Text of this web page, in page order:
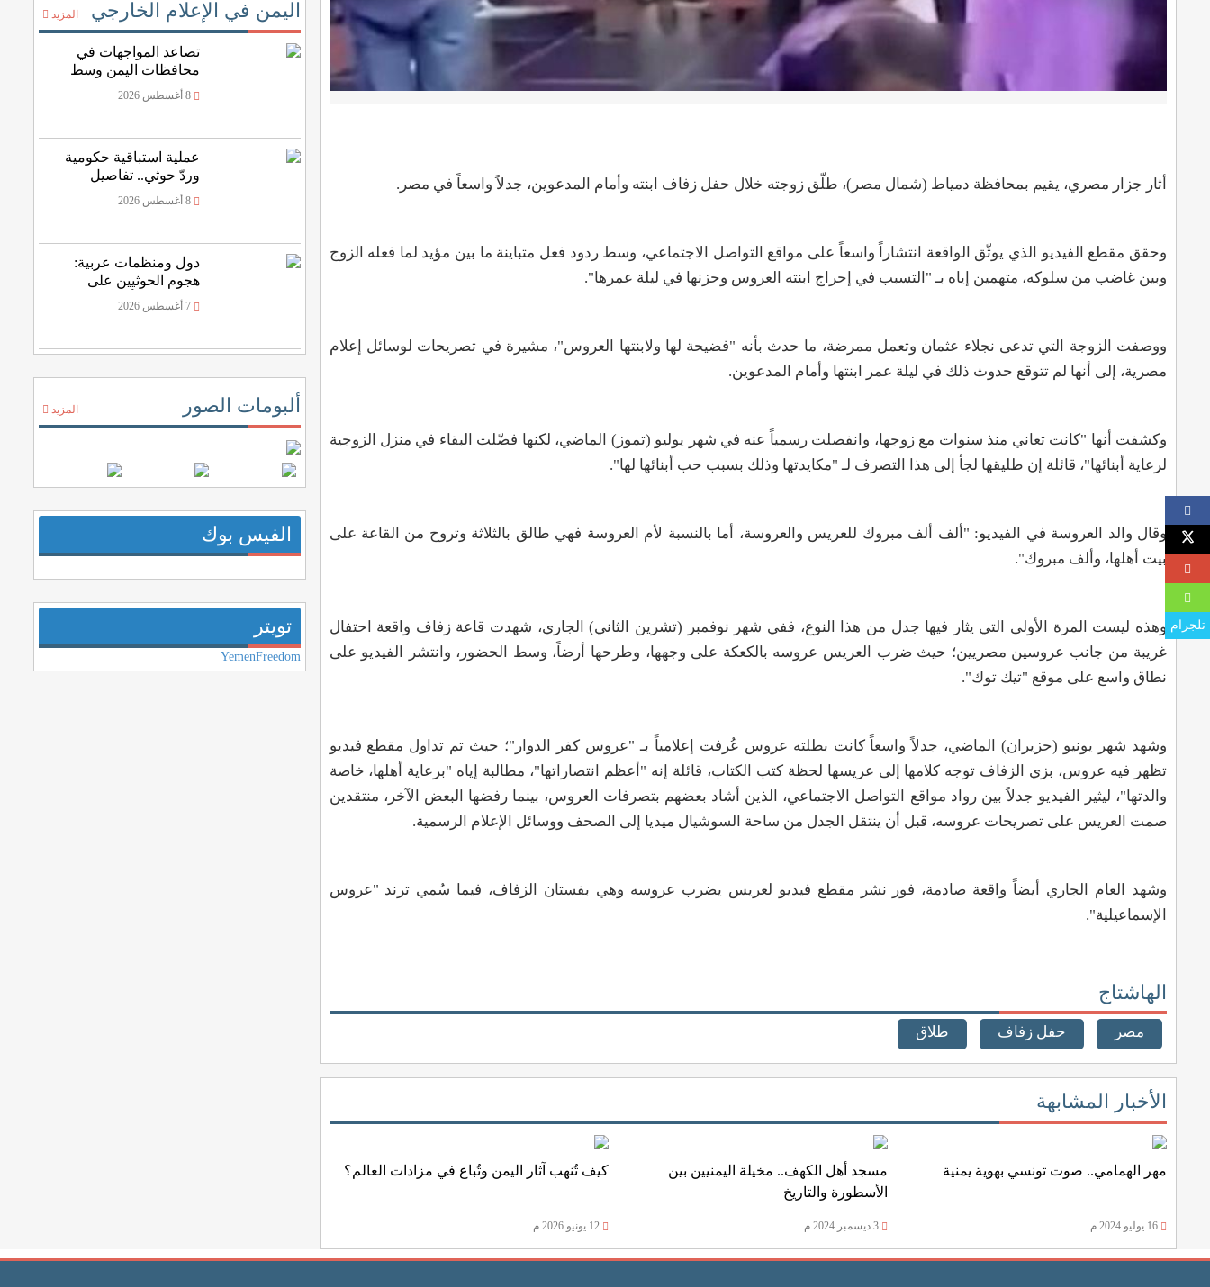
أثار جزار مصري، يقيم بمحافظة دمياط (شمال مصر)، طلّق زوجته خلال حفل زفاف ابنته وأمام المدعوين، جدلاً واسعاً في مصر .
وحقق مقطع الفيديو الذي يوثّق الواقعة انتشاراً واسعاً على مواقع التواصل الاجتماعي، وسط ردود فعل متباينة ما بين مؤيد لما فعله الزوج
وبين غاضب من سلوكه، متهمين إياه بـ "التسبب في إحراج ابنته العروس وحزنها في ليلة عمرها".
ووصفت الزوجة التي تدعى نجلاء عثمان وتعمل ممرضة، ما حدث بأنه "فضيحة لها ولابنتها العروس"، مشيرة في تصريحات لوسائل إعلام
مصرية، إلى أنها لم تتوقع حدوث ذلك في ليلة عمر ابنتها وأمام المدعوين.
وكشفت أنها "كانت تعاني منذ سنوات مع زوجها، وانفصلت رسمياً عنه في شهر يوليو (تموز) الماضي، لكنها فضّلت البقاء في منزل الزوجية
لرعاية أبنائها"، قائلة إن طليقها لجأ إلى هذا التصرف لـ "مكايدتها وذلك بسبب حب أبنائها لها".
وقال والد العروسة في الفيديو: "ألف ألف مبروك للعريس والعروسة، أما بالنسبة لأم العروسة فهي طالق بالثلاثة وتروح من القاعة على
بيت أهلها، وألف مبروك".
وهذه ليست المرة الأولى التي يثار فيها جدل من هذا النوع، ففي شهر نوفمبر (تشرين الثاني) الجاري، شهدت قاعة زفاف واقعة احتفال
غريبة من جانب عروسين مصريين؛ حيث ضرب العريس عروسه بالكعكة على وجهها، وطرحها أرضاً، وسط الحضور، وانتشر الفيديو على
نطاق واسع على موقع "تيك توك".
وشهد شهر يونيو (حزيران) الماضي، جدلاً واسعاً كانت بطلته عروس عُرفت إعلامياً بـ "عروس كفر الدوار"؛ حيث تم تداول مقطع فيديو
تظهر فيه عروس، بزي الزفاف توجه كلامها إلى عريسها لحظة كتب الكتاب، قائلة إنه "أعظم انتصاراتها"، مطالبة إياه "برعاية أهلها، خاصة
والدتها"، ليثير الفيديو جدلاً بين رواد مواقع التواصل الاجتماعي، الذين أشاد بعضهم بتصرفات العروس، بينما رفضها البعض الآخر، منتقدين
صمت العريس على تصريحات عروسه، قبل أن ينتقل الجدل من ساحة السوشيال ميديا إلى الصحف ووسائل الإعلام الرسمية.
وشهد العام الجاري أيضاً واقعة صادمة، فور نشر مقطع فيديو لعريس يضرب عروسه وهي بفستان الزفاف، فيما سُمي ترند "عروس
الإسماعيلية".
الهاشتاج
مصر حفل زفاف طلاق
الأخبار المشابهة
مهر الهمامي.. صوت تونسي بهوية يمنية
مسجد أهل الكهف.. مخيلة اليمنيين بين
الأسطورة والتاريخ
3 ديسمبر 2024 م
كيف تُنهب آثار اليمن وتُباع في مزادات العالم؟
اليمن في الإعلام الخارجي المزيد
تصاعد المواجهات في
محافظات اليمن وسط
حركة نزوح8 أغسطس 2026
عملية استباقية حكومية
وردّ حوثي.. تفاصيل
المواجهات العسكرية
بشرق اليمن
8 أغسطس 2026
دول ومنظمات عربية:
هجوم الحوثيين على
نجران يهدد أمن المنطقة7 أغسطس 2026
ألبومات الصور المزيد
الفيس بوك
تويتر
YemenFreedom
تلجرام